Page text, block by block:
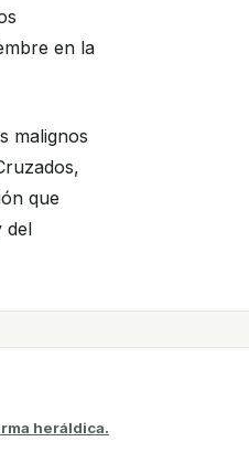
en la
malignos
que
del
heráldica.